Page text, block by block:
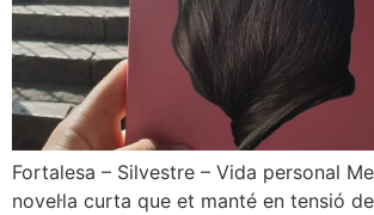
Fortalesa – Silvestre – Vida personal
novel·la curta que et manté en tensió